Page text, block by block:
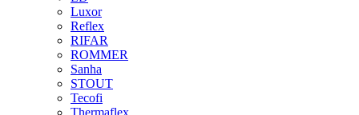
Luxor
Reflex
RIFAR
ROMMER
Sanha
STOUT
Tecofi
Thermaflex